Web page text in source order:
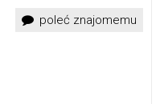
poleć znajomemu